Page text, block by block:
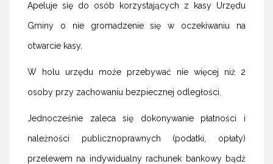
Apeluje się do osób korzystających z kasy Urzędu
Gminy o nie gromadzenie się w oczekiwaniu na
otwarcie kasy.
W holu urzędu może przebywać nie więcej niż 2
osoby przy zachowaniu bezpiecznej odległości.
Jednocześnie zaleca się dokonywanie płatności i
należności publicznoprawnych (podatki, opłaty)
przelewem na indywidualny rachunek bankowy bądź